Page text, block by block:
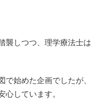
襲しつつ、理学療法士は
で始めた企画でしたが、
心しています。